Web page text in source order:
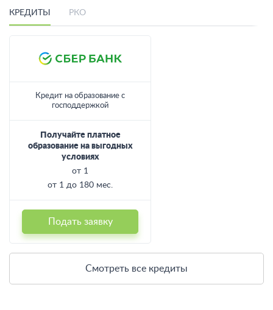
КРЕДИТЫ РКО
Кредит на образование с
господдержкой
Получайте платное
образование на выгодных
условиях
от 1
от 1 до 180 мес.
Подать заявку
Смотреть все кредиты